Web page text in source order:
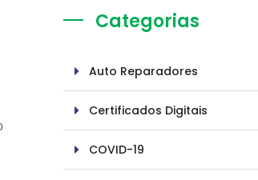
Categorias
Auto Reparadores
Certificados Digitais
COVID-19